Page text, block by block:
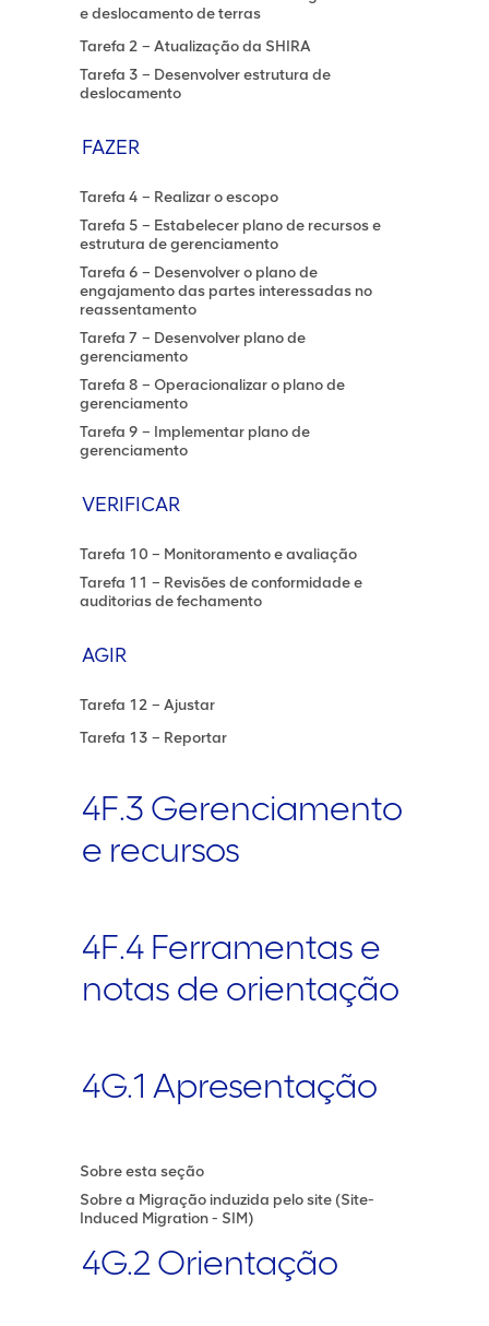
e deslocamento de terras
Tarefa 2 – Atualização da SHIRA
Tarefa 3 – Desenvolver estrutura de
deslocamento
FAZER
Tarefa 4 – Realizar o escopo
Tarefa 5 – Estabelecer plano de recursos e
estrutura de gerenciamento
Tarefa 6 – Desenvolver o plano de
engajamento das partes interessadas no
reassentamento
Tarefa 7 – Desenvolver plano de
gerenciamento
Tarefa 8 – Operacionalizar o plano de
gerenciamento
Tarefa 9 – Implementar plano de
gerenciamento
VERIFICAR
Tarefa 10 – Monitoramento e avaliação
Tarefa 11 – Revisões de conformidade e
auditorias de fechamento
AGIR
Tarefa 12 – Ajustar
Tarefa 13 – Reportar
4F.3 Gerenciamento
e recursos
4F.4 Ferramentas e
notas de orientação
4G.1 Apresentação
Sobre esta seção
Sobre a Migração induzida pelo site (Site-
Induced Migration - SIM)
4G.2 Orientação